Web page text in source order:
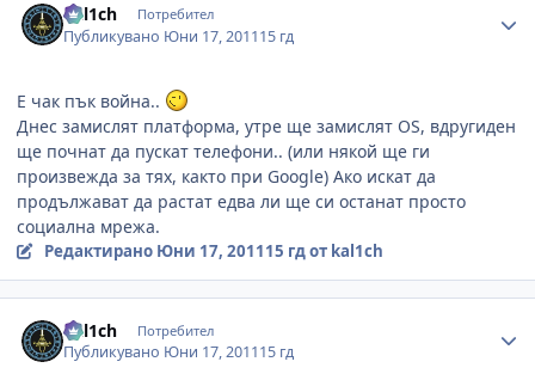
kal1ch Потребител
Публикувано Юни 17, 201115 гд
Е чак пък война..
Днес замислят платформа, утре ще замислят OS, вдругиден
ще почнат да пускат телефони.. (или някой ще ги
произвежда за тях, както при Google) Ако искат да
продължават да растат едва ли ще си останат просто
социална мрежа.
Редактирано Юни 17, 201115 гдот kal1ch
kal1ch Потребител
Публикувано Юни 17, 201115 гд